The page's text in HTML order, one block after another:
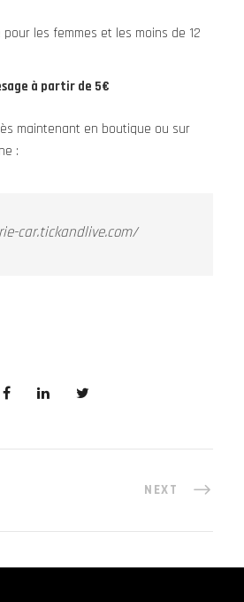
pour les femmes et les moins de 12
à partir de 5€
maintenant en boutique ou sur
:
car.tickandlive.com/
NEXT